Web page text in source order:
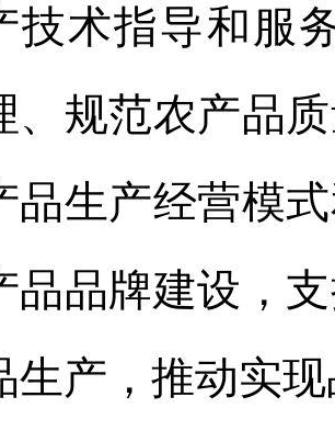
技术指导和服
、规范农产品
品生产经营模
品品牌建设，
生产，推动实